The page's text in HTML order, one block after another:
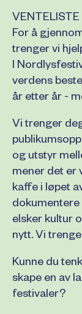
VENTELISTE
For å
trenger vi
I
verdens
år etter år -
Vi trenger
og utstyr
mener det er
kaffe i løpet
dokumentere
elsker kultur
nytt. Vi
Kunne du
skape en av
festivaler?